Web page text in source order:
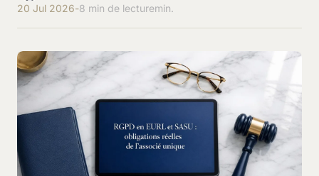
20 Jul 2026-8 min de lecturemin.